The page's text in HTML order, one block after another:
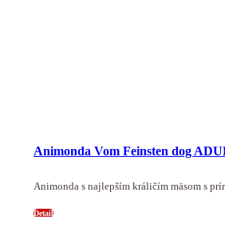
Animonda Vom Feinsten dog
Animonda s najlepším králičím mäsom s
Detail